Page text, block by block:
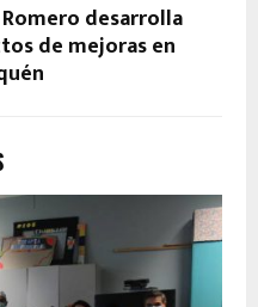
desarrolla
de mejoras en